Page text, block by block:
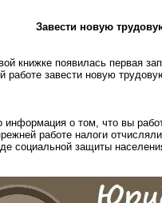
Завести новую
книжке появилась первая
завести новую
о том, что вы
работе налоги
социальной защиты